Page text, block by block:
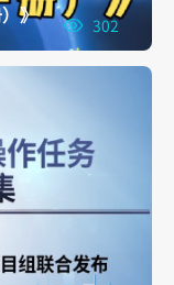
》 302